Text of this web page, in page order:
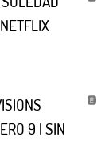
9 | SIN